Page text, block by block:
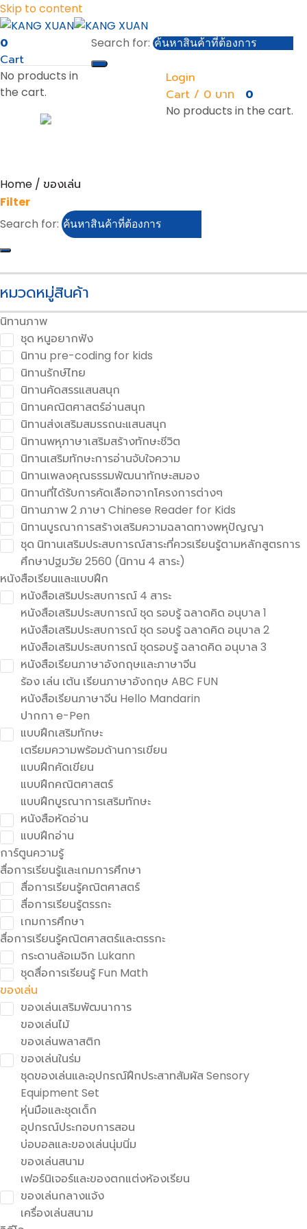
Skip to content
Search for:
Login
Cart / 0 0
No products in the cart.
0
Cart
No products in
the cart.
Home / ของเล่น
Filter
Search for:
หมวดหมู่สินค้า
นิทานภาพ
ชุด หนูอยากฟัง
นิทาน pre-coding for kids
นิทานรักษ์ไทย
นิทานคัดสรรแสนสนุก
นิทานคณิตศาสตร์อ่านสนุก
นิทานส่งเสริมสมรรถนะแสนสนุก
นิทานพหุภาษาเสริมสร้างทักษะชีวิต
นิทานเสริมทักษะการอ่านจับใจความ
นิทานเพลงคุณธรรมพัฒนาทักษะสมอง
นิทานที่ได้รับการคัดเลือกจากโครงการต่างๆ
นิทานภาพ 2 ภาษา Chinese Reader for Kids
นิทานบูรณาการสร้างเสริมความฉลาดทางพหุปัญญา
ชุด นิทานเสริมประสบการณ์สาระที่ควรเรียนรู้ตามหลักสูตรการ
ศึกษาปฐมวัย 2560 (นิทาน 4 สาระ)
หนังสือเรียนและแบบฝึก
หนังสือเสริมประสบการณ์ 4 สาระ
หนังสือเสริมประสบการณ์ ชุด รอบรู้ ฉลาดคิด อนุบาล 1
หนังสือเสริมประสบการณ์ ชุด รอบรู้ ฉลาดคิด อนุบาล 2
หนังสือเสริมประสบการณ์ ชุดรอบรู้ ฉลาดคิด อนุบาล 3
หนังสือเรียนภาษาอังกฤษและภาษาจีน
ร้อง เล่น เต้น เรียนภาษาอังกฤษ ABC FUN
หนังสือเรียนภาษาจีน Hello Mandarin
ปากกา e-Pen
แบบฝึกเสริมทักษะ
เตรียมความพร้อมด้านการเขียน
แบบฝึกคัดเขียน
แบบฝึกคณิตศาสตร์
แบบฝึกบูรณาการเสริมทักษะ
หนังสือหัดอ่าน
แบบฝึกอ่าน
การ์ตูนความรู้
สื่อการเรียนรู้และเกมการศึกษา
สื่อการเรียนรู้คณิตศาสตร์
สื่อการเรียนรู้ตรรกะ
เกมการศึกษา
สื่อการเรียนรู้คณิตศาสตร์และตรรกะ
กระดานล้อเมจิก​ Lukann
ชุดสื่อการเรียนรู้ Fun Math
ของเล่น
ของเล่นเสริมพัฒนาการ
ของเล่นไม้
ของเล่นพลาสติก
ของเล่นในร่ม
ชุดของเล่นและอุปกรณ์ฝึกประสาทสัมผัส Sensory
Equipment Set
หุ่นมือและชุดเด็ก
อุปกรณ์ประกอบการสอน
บ่อบอลและของเล่นนุ่มนิ่ม
ของเล่นสนาม
เฟอร์นิเจอร์และของตกแต่งห้องเรียน
ของเล่นกลางแจ้ง
เครื่องเล่นสนาม